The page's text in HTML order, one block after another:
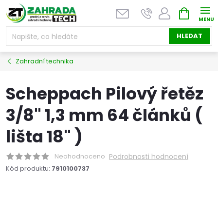
Přejít
na
obsah
HLEDAT
NÁKUPNÍ
KOŠÍK
Zahradní technika
Scheppach Pilový řetěz
3/8" 1,3 mm 64 článků (
lišta 18" )
Neohodnoceno Podrobnosti hodnocení
Kód produktu: 7910100737